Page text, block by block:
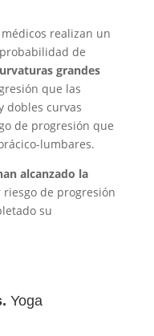
realizan un
de
grandes
que las
dobles curvas
de progresión que
lumbares.
alcanzado la
de progresión
su
Yoga